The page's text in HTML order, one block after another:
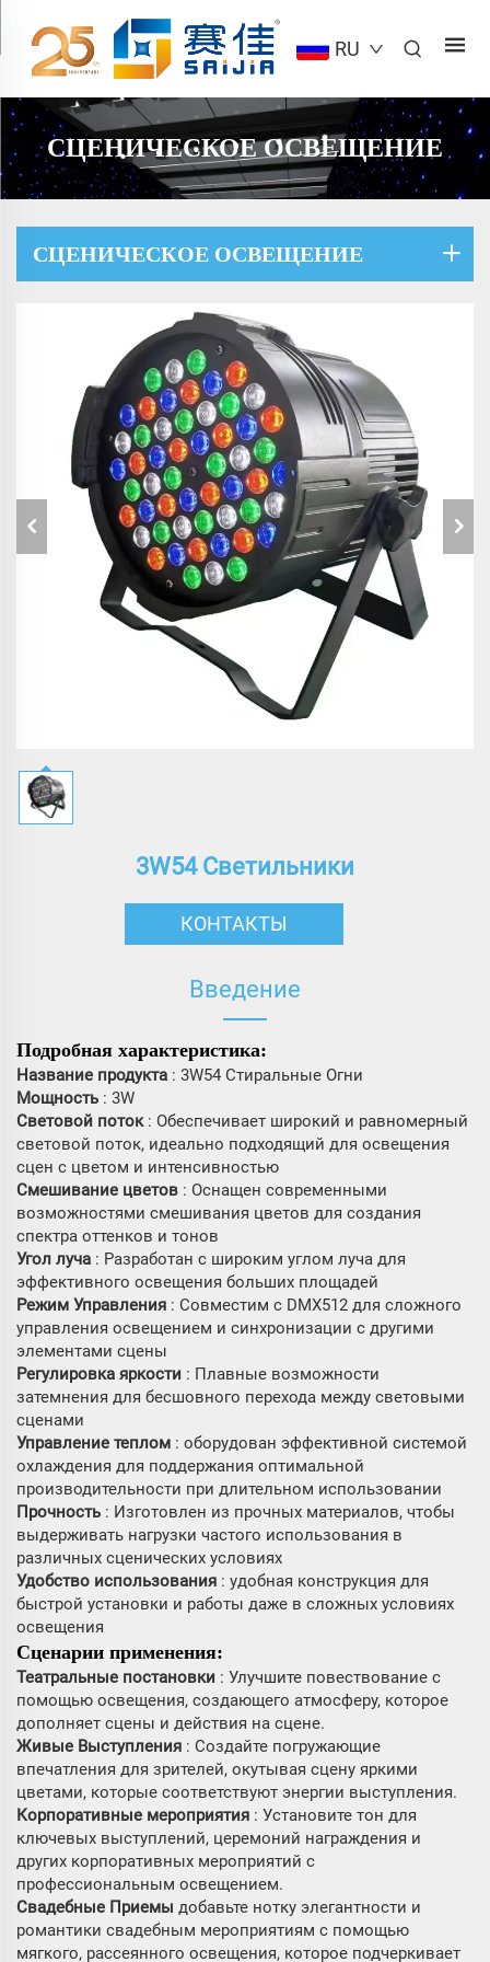
RU
СЦЕНИЧЕСКОЕ ОСВЕЩЕНИЕ
СЦЕНИЧЕСКОЕ ОСВЕЩЕНИЕ
3W54 Светильники
КОНТАКТЫ
Введение
Подробная характеристика:
Название продукта : 3W54 Стиральные Огни
Мощность : 3W
Световой поток : Обеспечивает широкий и равномерный
световой поток, идеально подходящий для освещения
сцен с цветом и интенсивностью
Смешивание цветов : Оснащен современными
возможностями смешивания цветов для создания
спектра оттенков и тонов
Угол луча : Разработан с широким углом луча для
эффективного освещения больших площадей
Режим Управления : Совместим с DMX512 для сложного
управления освещением и синхронизации с другими
элементами сцены
Регулировка яркости : Плавные возможности
затемнения для бесшовного перехода между световыми
сценами
Управление теплом : оборудован эффективной системой
охлаждения для поддержания оптимальной
производительности при длительном использовании
Прочность : Изготовлен из прочных материалов, чтобы
выдерживать нагрузки частого использования в
различных сценических условиях
Удобство использования : удобная конструкция для
быстрой установки и работы даже в сложных условиях
освещения
Сценарии применения:
Театральные постановки : Улучшите повествование с
помощью освещения, создающего атмосферу, которое
дополняет сцены и действия на сцене.
Живые Выступления : Создайте погружающие
впечатления для зрителей, окутывая сцену яркими
цветами, которые соответствуют энергии выступления.
Корпоративные мероприятия : Установите тон для
ключевых выступлений, церемоний награждения и
других корпоративных мероприятий с
профессиональным освещением.
Свадебные Приемы добавьте нотку элегантности и
романтики свадебным мероприятиям с помощью
мягкого, рассеянного освещения, которое подчеркивает